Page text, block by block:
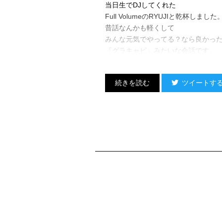
当日生でDJしてくれた
Full VolumeのRYUJIと乾杯しました。
昔話なんかも軽くして
みんな元気でやってる？なら良かった
『グラキャビ』みたいな会話です。
ツイートする